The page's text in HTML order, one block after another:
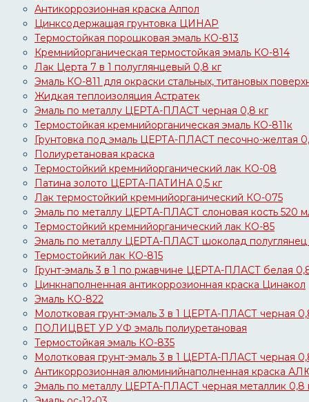
Антикоррозионная краска Алпол
Цинксодержащая грунтовка ЦИНАР
Термостойкая порошковая эмаль КО-813
Кремнийорганическая термостойкая эмаль КО-814
Лак Церта 7 в 1 полуглянцевый 0,8 кг
Эмаль КО-811 для окраски стальных, титановых
Жидкая теплоизоляция Астратек
Эмаль по металлу ЦЕРТА-ПЛАСТ черная 0,8 кг
Термостойкая кремнийорганическая эмаль КО-811к
Грунтовка под эмаль ЦЕРТА-ПЛАСТ песочно-желтая
Полиуретановая краска
Термостойкий кремнийорганический лак КО-08
Патина золото ЦЕРТА-ПАТИНА 0,5 кг
Лак термостойкий кремнийорганический КО-075
Эмаль по металлу ЦЕРТА-ПЛАСТ слоновая кость 520
Термостойкий кремнийорганический лак КО-85
Эмаль по металлу ЦЕРТА-ПЛАСТ шоколад полуглянец
Термостойкий лак КО-815
Грунт-эмаль 3 в 1 по ржавчине ЦЕРТА-ПЛАСТ белая
Цинкнаполненная антикоррозионная краска Цинакол
Эмаль КО-822
Молотковая грунт-эмаль 3 в 1 ЦЕРТА-ПЛАСТ черная
ПОЛИЦВЕТ УР УФ эмаль полиуретановая
Термостойкая эмаль КО-835
Молотковая грунт-эмаль 3 в 1 ЦЕРТА-ПЛАСТ черная
Антикоррозионная алюминийнаполненная краска
Эмаль по металлу ЦЕРТА-ПЛАСТ черная металлик 0,8